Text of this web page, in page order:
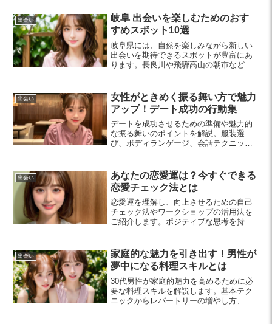
ためのヒントを紹介します。
出会い
岐阜 出会いを楽しむためのおす
すめスポット10選
岐阜県には、自然を楽しみながら新しい
出会いを期待できるスポットが豊富にあ
ります。長良川や飛騨高山の朝市など、
お届けします。
出会い
女性がときめく振る舞い方で魅力
アップ！デート成功の行動集
デートを成功させるための準備や魅力的
な振る舞いのポイントを解説。服装選
び、ボディランゲージ、会話テクニック
クしてみましょう。
出会い
あなたの恋愛運は？今すぐできる
恋愛チェック法とは
恋愛運を理解し、向上させるための自己
チェック法やワークショップの活用法を
ご紹介します。ポジティブな思考を持
出会い
家庭的な魅力を引き出す！男性が
夢中になる料理スキルとは
30代男性が家庭的魅力を高めるために必
要な料理スキルを解説します。基本テク
ニックからレパートリーの増やし方、健